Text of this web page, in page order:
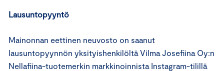
Lausuntopyyntö
Mainonnan eettinen neuvosto on saanut
lausuntopyynnön yksityishenkilöltä Vilma Josefiina Oy:n
Nellafiina-tuotemerkin markkinoinnista Instagram-tilillä